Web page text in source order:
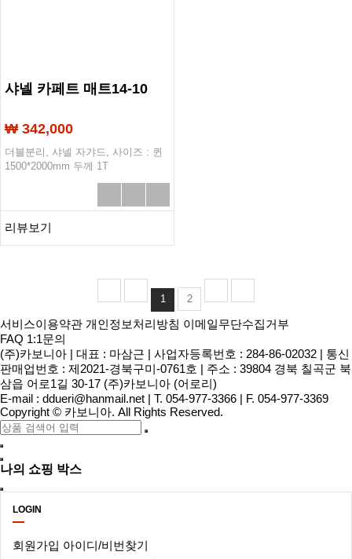
샤넬 카페트 매트14-10
₩ 342,000
더블분리, 샤넬 자갸드, 사이즈 : 퀸
1500*2000mm 두께 1T
리뷰보기
1 2
서비스이용약관 개인정보처리방침 이메일무단수집거부
FAQ 1:1문의
(주)카보니아 | 대표 : 마삼근 | 사업자등록번호 : 284-86-02032 | 통신
판매업번호 : 제2021-경북구미-0761호 | 주소 : 39804 경북 칠곡군 북
삼읍 어로1길 30-17 (주)카보니아 (어로리)
E-mail : ddueri@hanmail.net | T. 054-977-3366 | F. 054-977-3369
Copyright © 카보니아. All Rights Reserved.
나의 쇼핑 박스
LOGIN
회원가입 아이디/비번찾기